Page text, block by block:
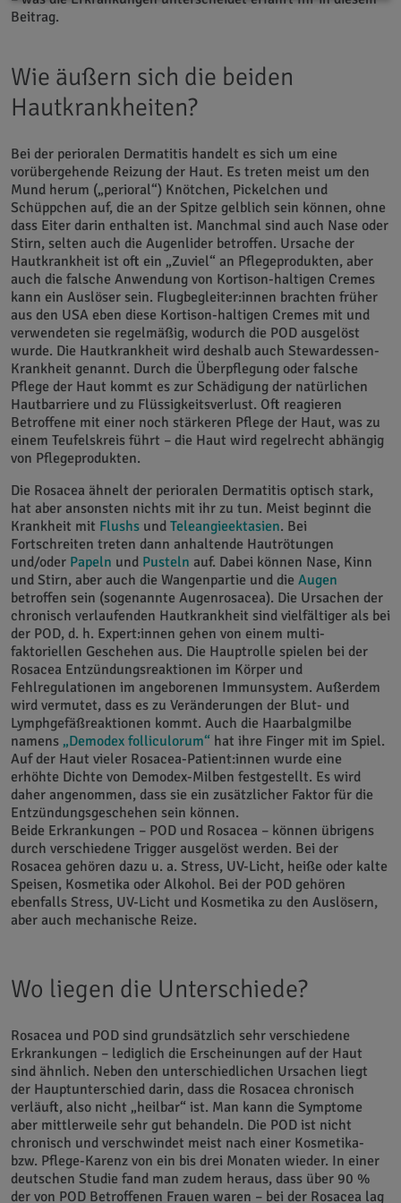
Beitrag.
Wie äußern sich die beiden
Hautkrankheiten?
Bei der perioralen Dermatitis handelt es sich um eine
vorübergehende Reizung der Haut. Es treten meist um den
Mund herum („perioral“) Knötchen, Pickelchen und
Schüppchen auf, die an der Spitze gelblich sein können, ohne
dass Eiter darin enthalten ist. Manchmal sind auch Nase oder
Stirn, selten auch die Augenlider betroffen. Ursache der
Hautkrankheit ist oft ein „Zuviel“ an Pflegeprodukten, aber
auch die falsche Anwendung von Kortison-haltigen Cremes
kann ein Auslöser sein. Flugbegleiter:innen brachten früher
aus den USA eben diese Kortison-haltigen Cremes mit und
verwendeten sie regelmäßig, wodurch die POD ausgelöst
wurde. Die Hautkrankheit wird deshalb auch Stewardessen-
Krankheit genannt. Durch die Überpflegung oder falsche
Pflege der Haut kommt es zur Schädigung der natürlichen
Hautbarriere und zu Flüssigkeitsverlust. Oft reagieren
Betroffene mit einer noch stärkeren Pflege der Haut, was zu
einem Teufelskreis führt – die Haut wird regelrecht abhängig
von Pflegeprodukten.
Die Rosacea ähnelt der perioralen Dermatitis optisch stark,
hat aber ansonsten nichts mit ihr zu tun. Meist beginnt die
Krankheit mit Flushs und Teleangieektasien. Bei
Fortschreiten treten dann anhaltende Hautrötungen
und/oder Papeln und Pusteln auf. Dabei können Nase, Kinn
und Stirn, aber auch die Wangenpartie und die Augen
betroffen sein (sogenannte Augenrosacea). Die Ursachen der
chronisch verlaufenden Hautkrankheit sind vielfältiger als bei
der POD, d. h. Expert:innen gehen von einem multi-
faktoriellen Geschehen aus. Die Hauptrolle spielen bei der
Rosacea Entzündungsreaktionen im Körper und
Fehlregulationen im angeborenen Immunsystem. Außerdem
wird vermutet, dass es zu Veränderungen der Blut- und
Lymphgefäßreaktionen kommt. Auch die Haarbalgmilbe
namens „Demodex folliculorum“ hat ihre Finger mit im Spiel.
Auf der Haut vieler Rosacea-Patient:innen wurde eine
erhöhte Dichte von Demodex-Milben festgestellt. Es wird
daher angenommen, dass sie ein zusätzlicher Faktor für die
Entzündungsgeschehen sein können.
Beide Erkrankungen – POD und Rosacea – können übrigens
durch verschiedene Trigger ausgelöst werden. Bei der
Rosacea gehören dazu u. a. Stress, UV-Licht, heiße oder kalte
Speisen, Kosmetika oder Alkohol. Bei der POD gehören
ebenfalls Stress, UV-Licht und Kosmetika zu den Auslösern,
aber auch mechanische Reize.
Wo liegen die Unterschiede?
Rosacea und POD sind grundsätzlich sehr verschiedene
Erkrankungen – lediglich die Erscheinungen auf der Haut
sind ähnlich. Neben den unterschiedlichen Ursachen liegt
der Hauptunterschied darin, dass die Rosacea chronisch
verläuft, also nicht „heilbar“ ist. Man kann die Symptome
aber mittlerweile sehr gut behandeln. Die POD ist nicht
chronisch und verschwindet meist nach einer Kosmetika-
bzw. Pflege-Karenz von ein bis drei Monaten wieder. In einer
deutschen Studie fand man zudem heraus, dass über 90 %
der von POD Betroffenen Frauen waren – bei der Rosacea lag